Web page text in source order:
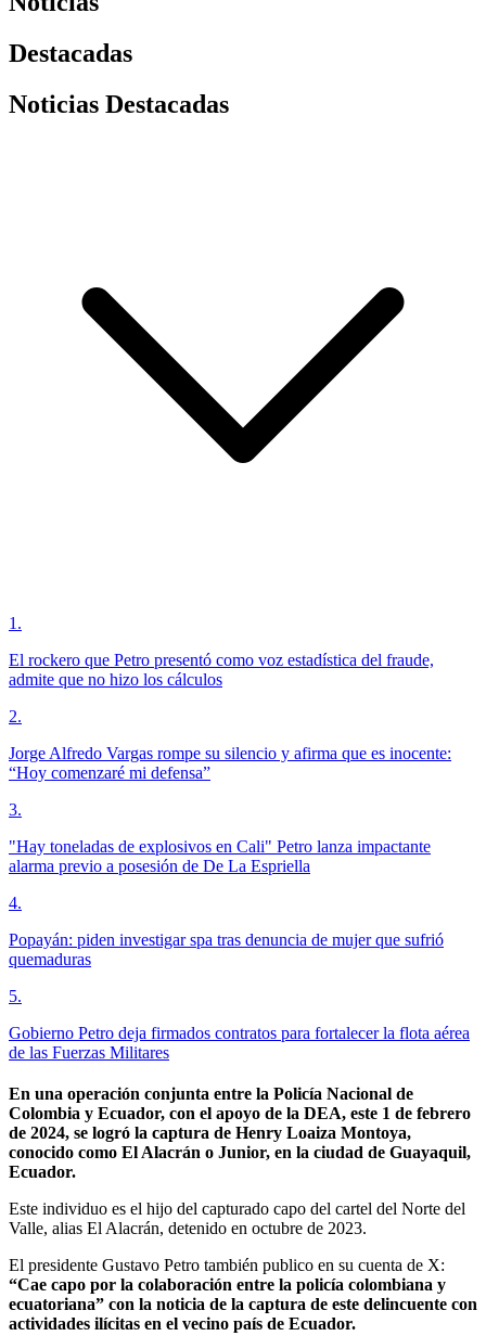
Destacadas
Noticias Destacadas
1 .
El rockero que Petro presentó como voz estadística del fraude,
admite que no hizo los cálculos
2.
Jorge Alfredo Vargas rompe su silencio y afirma que es inocente:
“Hoy comenzaré mi defensa”
3.
"Hay toneladas de explosivos en Cali" Petro lanza impactante
alarma previo a posesión de De La Espriella
4.
Popayán: piden investigar spa tras denuncia de mujer que sufrió
quemaduras
5.
Gobierno Petro deja firmados contratos para fortalecer la flota aérea
de las Fuerzas Militares
En una operación conjunta entre la Policía Nacional de
Colombia y Ecuador, con el apoyo de la DEA, este 1 de febrero
de 2024, se logró la captura de Henry Loaiza Montoya,
conocido como El Alacrán o Junior, en la ciudad de Guayaquil,
Ecuador.
Este individuo es el hijo del capturado capo del cartel del Norte del
Valle, alias El Alacrán, detenido en octubre de 2023.
El presidente Gustavo Petro también publico en su cuenta de X:
“Cae capo por la colaboración entre la policía colombiana y
ecuatoriana” con la noticia de la captura de este delincuente con
actividades ilícitas en el vecino país de Ecuador.